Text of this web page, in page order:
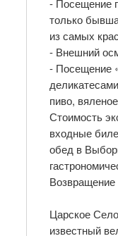
- Посещение
только
из самых
- Внешний
- Посещение
пиво,
Стоимость
входные
обед в
Возвращение
Царское
известный